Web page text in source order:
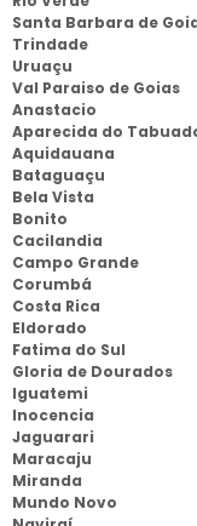
Santa Barbara de
Trindade
Uruaçu
Val Paraiso de Goias
Anastacio
Aparecida do
Aquidauana
Bataguaçu
Bela Vista
Bonito
Cacilandia
Campo Grande
Corumbá
Costa Rica
Eldorado
Fatima do Sul
Gloria de Dourados
Iguatemi
Inocencia
Jaguarari
Maracaju
Miranda
Mundo Novo